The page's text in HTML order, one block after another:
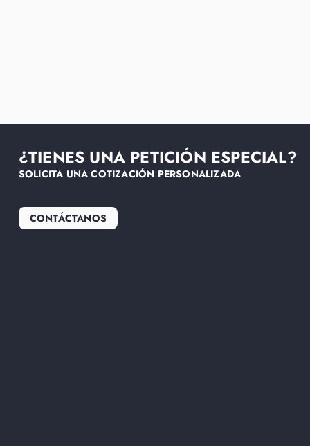
¿TIENES UNA PETICIÓN ESPECIAL?
SOLICITA UNA COTIZACIÓN PERSONALIZADA
CONTÁCTANOS